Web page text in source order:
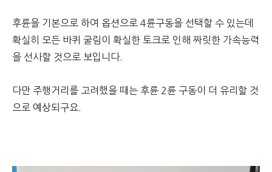
후륜을 기본으로 하여 옵션으로 4륜구동을 선택할 수 있는데
확실히 모든 바퀴 굴림이 확실한 토크로 인해 짜릿한 가속능력
을 선사할 것으로 보입니다.
다만 주행거리를 고려했을 때는 후륜 2륜 구동이 더 유리할 것
으로 예상되구요.